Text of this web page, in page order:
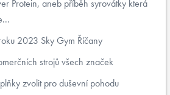
Protein, aneb příběh syrovátky která
2023 Sky Gym Říčany
strojů všech značek
zvolit pro duševní pohodu